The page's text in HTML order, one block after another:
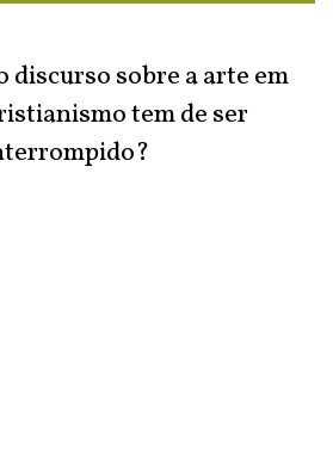
discurso sobre a arte em
tem de ser